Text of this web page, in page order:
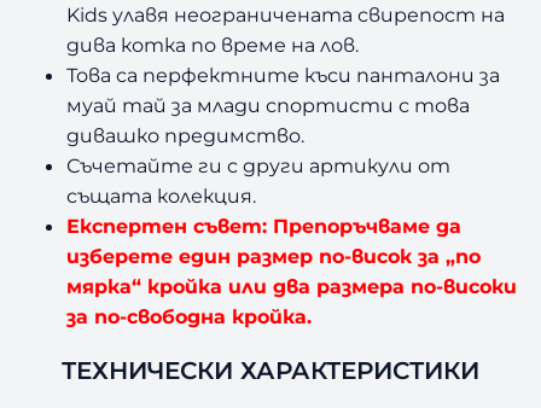
Kids улавя неограничената свирепост на
дива котка по време на лов.
Това са перфектните къси панталони за
муай тай за млади спортисти с това
дивашко предимство.
Съчетайте ги с други артикули от
същата колекция.
Експертен съвет: Препоръчваме да
изберете един размер по-висок за „по
мярка“ кройка или два размера по-високи
за по-свободна кройка.
ТЕХНИЧЕСКИ ХАРАКТЕРИСТИКИ